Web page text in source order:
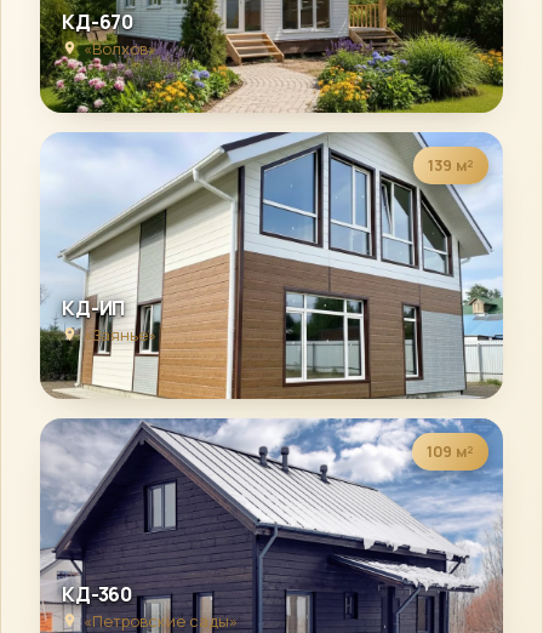
КД-670
«Волхов»
139 м²
КД-ИП
«Заянье»
109 м²
КД-360
«Петровские сады»